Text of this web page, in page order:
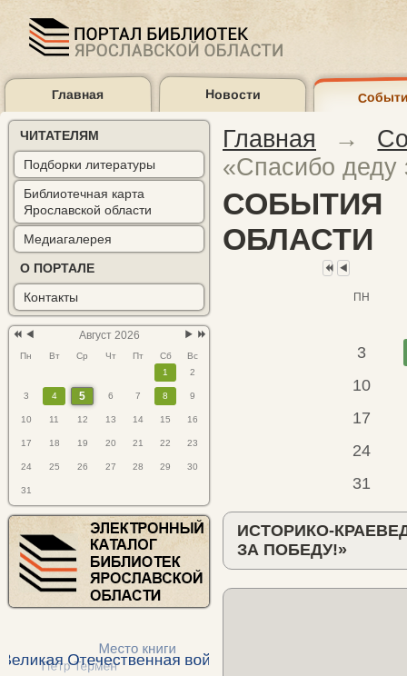
Главная Новости
Карта библиотек
Электронный каталог
(2)
ЧИТАТЕЛЯМ
Подборки литературы
Библиотечная карта
Ярославской области
Медиагалерея
О ПОРТАЛЕ
Контакты
Предыдущий
Предыдущий
месяц
Следующий
Следующий
Август 2026
Пн Вт Ср Чт Пт Сб
Вс
1
2
3 4 5 6 7 8 9
10 11 12 13 14 15 16
17 18 19 20 21 22 23
24 25 26 27 28 29 30
31
Главная →
«Спасибо деду
ОБЛАСТИ
ПН
3
10
17
24
31
ИСТОРИКО-
ЗА ПОБЕДУ!»